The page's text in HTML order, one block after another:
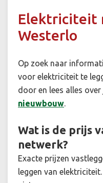
Elektriciteit
Westerlo
Op zoek naar
voor elektriciteit te
door en lees alles over
nieuwbouw.
Wat is de prijs
netwerk?
Exacte prijzen
leggen van